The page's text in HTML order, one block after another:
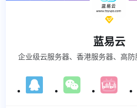

蓝易云
企业级云服务器、香港服务器、高